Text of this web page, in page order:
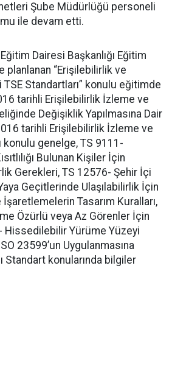
Şube Müdürlüğü personeli
ile devam etti.
Dairesi Başkanlığı Eğitim
planlanan “Erişilebilirlik ve
TSE Standartları” konulu eğitimde
tarihli Erişilebilirlik İzleme ve
Değişiklik Yapılmasına Dair
tarihli Erişilebilirlik İzleme ve
konulu genelge, TS 9111-
Bulunan Kişiler İçin
Gerekleri, TS 12576- Şehir İçi
Geçitlerinde Ulaşılabilirlik İçin
İşaretlemelerin Tasarım Kuralları,
Özürlü veya Az Görenler İçin
Hissedilebilir Yürüme Yüzeyi
23599’un Uygulanmasına
Standart konularında bilgiler